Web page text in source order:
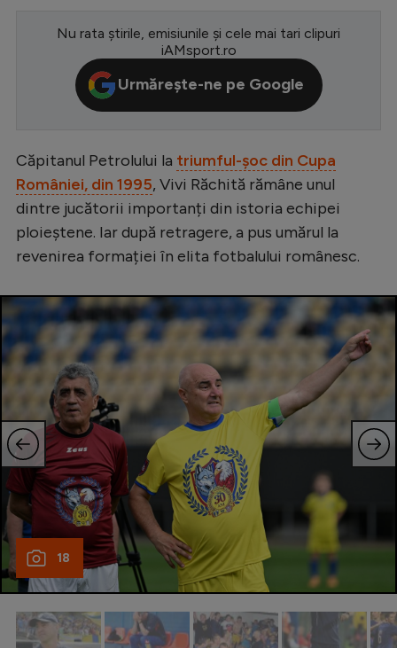
LaLiga
Serie A
Bundesliga
Campionate
Starurile fotbalului
EURO 2024
Stranieri
Clasamente
Handbal
Natație
Formula 1
Gimnastică
Auto
Rugby
Ciclism
Nu rata știrile, emisiunile și cele mai tari clipuri
iAMsport.ro
Urmărește-ne pe Google
Căpitanul Petrolului la triumful-șoc din Cupa
României, din 1995, Vivi Răchită rămâne unul
dintre jucătorii importanți din istoria echipei
ploieștene. Iar după retragere, a pus umărul la
revenirea formației în elita fotbalului românesc.
18